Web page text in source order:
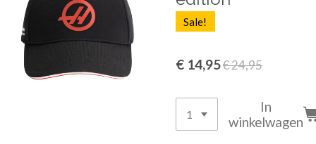
Sale!
€ 14,95€ 24,95
In
winkelwagen